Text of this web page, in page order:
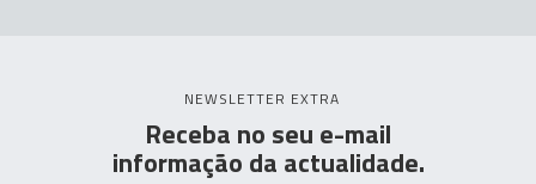
NEWSLETTER EXTRA
Receba no seu e-mail
informação da actualidade.